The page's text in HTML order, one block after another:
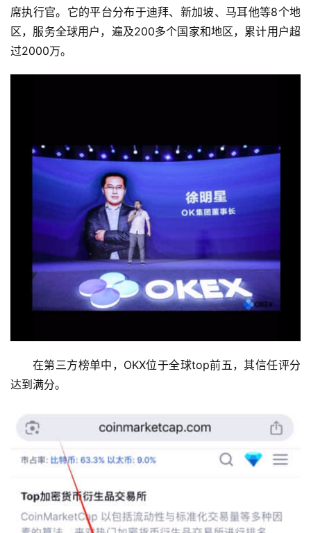
席执行官。它的平台分布于迪拜、新加坡、马耳他等8个地
区，服务全球用户，遍及200多个国家和地区，累计用户超
过2000万。
在第三方榜单中，OKX位于全球top前五，其信任评分
达到满分。